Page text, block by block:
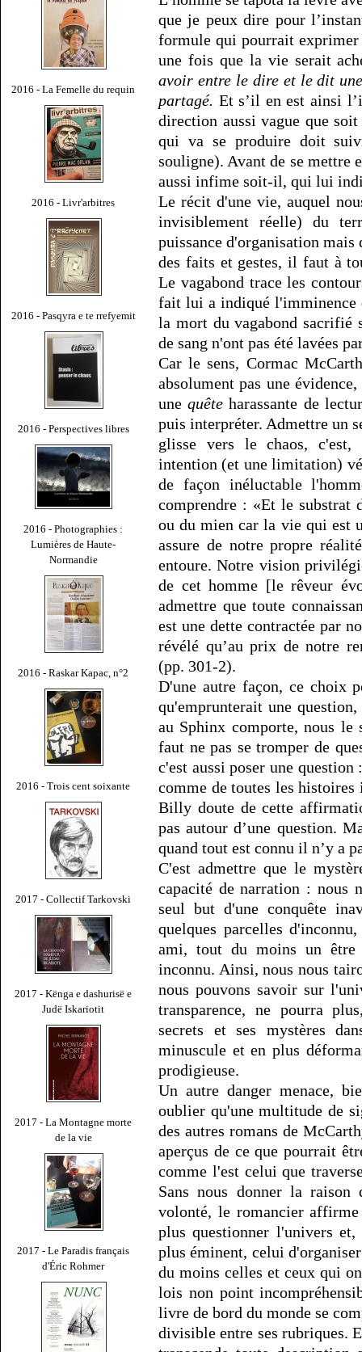
2016 - La Femelle du requin
2016 - Livr'arbitres
2016 - Pasqyra e te rrefyemit
2016 - Perspectives libres
2016 - Photographies :
Lumières de Haute-
Normandie
2016 - Raskar Kapac, n°2
2016 - Trois cent soixante
2017 - Collectif Tarkovski
2017 - Kënga e dashurisë e
Judë Iskariotit
2017 - La Montagne morte
de la vie
2017 - Le Paradis français
d'Éric Rohmer
que je peux dire pour
formule qui pourrait
une fois que la vie serait
avoir entre le dire et le dit
partagé. Et s’il en est ainsi
direction aussi vague que
qui va se produire doit
souligne). Avant de se mettre
aussi infime soit-il, qui lui
Le récit d'une vie, auquel
invisiblement réelle) du
puissance d'organisation
des faits et gestes, il faut à
Le vagabond trace les
fait lui a indiqué l'imminence
la mort du vagabond sacrifié
de sang n'ont pas été lavées
Car le sens, Cormac
absolument pas une
unequête harassante de
puis interpréter. Admettre un
glisse vers le chaos,
intention (et une limitation)
de façon inéluctable
comprendre : «Et le substrat
ou du mien car la vie qui est
assure de notre propre
entoure. Notre vision
de cet homme [le rêveur
admettre que toute
est une dette contractée par
révélé qu’au prix de notre
(pp. 301-2).
D'une autre façon, ce choix
qu'emprunterait une
au Sphinx comporte, nous le
faut ne pas se tromper de
c'est aussi poser une
comme de toutes les
Billy doute de cette
pas autour d’une question.
quand tout est connu il n’y a
C'est admettre que le
capacité de narration : nous
seul but d'une conquête
quelques parcelles
ami, tout du moins un être
inconnu. Ainsi, nous nous
nous pouvons savoir sur
transparence, ne pourra
secrets et ses mystères
minuscule et en plus
prodigieuse.
Un autre danger menace,
oublier qu'une multitude de
des autres romans de
aperçus de ce que pourrait
comme l'est celui que
Sans nous donner la raison
volonté, le romancier
plus questionner l'univers
plus éminent, celui
du moins celles et ceux qui
lois non point
livre de bord du monde se
divisible entre ses rubriques.